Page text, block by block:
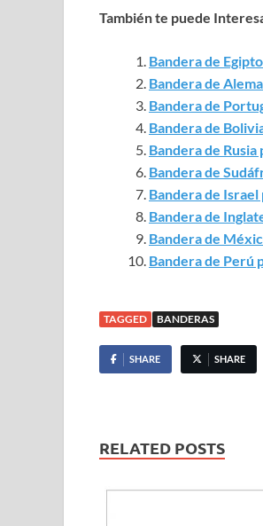
También te puede
Bandera de
Bandera de
Bandera de
Bandera de
Bandera de
Bandera de
Bandera de
Bandera de
Bandera de
Bandera de Perú
TAGGED BANDERAS
SHARE SHARE
RELATED POSTS